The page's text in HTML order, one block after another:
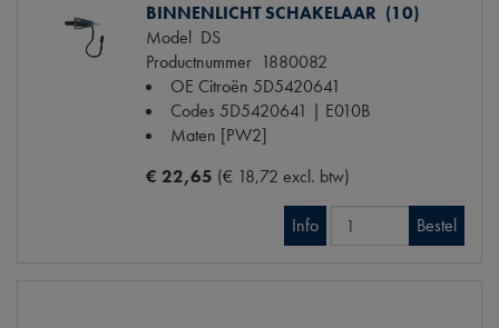
BINNENLICHT SCHAKELAAR (10)
Model DS
Productnummer 1880082
OE Citroën 5D5420641
Codes 5D5420641 | E010B
Maten [PW2]
€ 22,65 (€ 18,72 excl. btw)
Info Bestel